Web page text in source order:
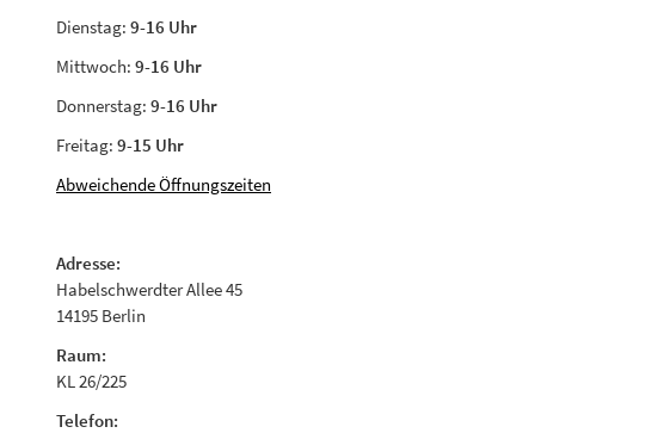
Dienstag:9-16 Uhr
Mittwoch:9-16 Uhr
Donnerstag:9-16 Uhr
Freitag:9-15 Uhr
Abweichende Öffnungszeiten
Adresse:
Habelschwerdter Allee 45
14195 Berlin
Raum:
KL 26/225
Telefon: